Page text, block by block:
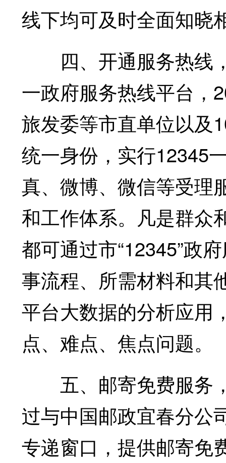
线下均可及时全面知晓
四、开通服务热线，
一政府服务热线平台，
旅发委等市直单位以及
统一身份，实行12345
真、微博、微信等受理
和工作体系。凡是群众
都可通过市“12345”政
事流程、所需材料和其
平台大数据的分析应用
点、难点、焦点问题。
五、邮寄免费服务，
过与中国邮政宜春分公
专递窗口，提供邮寄免